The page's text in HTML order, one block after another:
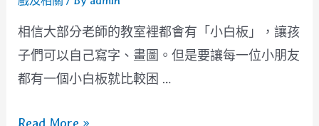
相信大部分老師的教室裡都會有「小白板」，讓孩
子們可以自己寫字、畫圖。但是要讓每一位小朋友
都有一個小白板就比較困 …
[遊
Read More »